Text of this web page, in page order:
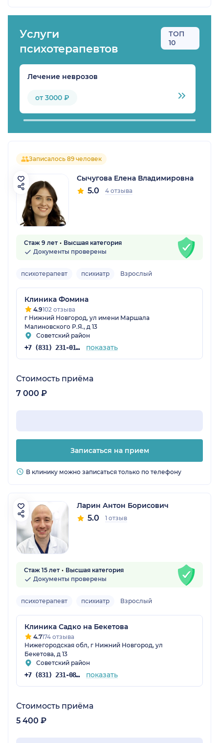
Услуги
психотерапевтов
ТОП
10
Лечение неврозов
от 3000 ₽
Записалось 89 человек
Сычугова Елена Владимировна
5.0 4 отзыва
Стаж 9 лет
Высшая категория
Документы проверены
психотерапевт психиатр Взрослый
Клиника Фомина
4.9102 отзыва
г Нижний Новгород, ул имени Маршала
Малиновского Р.Я., д 13
Советский район
+7 (831) 231-01-69 показать
Стоимость приёма
7 000 ₽
Записаться на прием
В клинику можно записаться только по телефону
Ларин Антон Борисович
5.0 1 отзыв
Стаж 15 лет
Высшая категория
Документы проверены
психотерапевт психиатр Взрослый
Клиника Садко на Бекетова
4.7174 отзыва
Нижегородская обл, г Нижний Новгород, ул
Бекетова, д 13
Советский район
+7 (831) 231-08-16 показать
Стоимость приёма
5 400 ₽